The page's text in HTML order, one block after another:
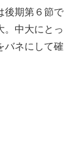
後期第６節で
。中大にとっ
バネにして確